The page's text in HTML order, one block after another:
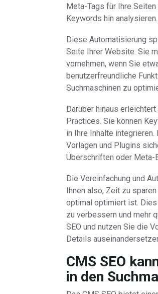
Meta-Tags für Ihre
Keywords hin analysieren.
Diese Automatisierung
Seite Ihrer Website. Sie
vornehmen, wenn Sie
benutzerfreundliche
Suchmaschinen zu
Darüber hinaus
Practices. Sie können
in Ihre Inhalte
Vorlagen und Plugins
Überschriften oder Meta-
Die Vereinfachung und
Ihnen also, Zeit zu
optimal optimiert ist. Dies
zu verbessern und mehr
SEO und nutzen Sie die
Details
CMS SEO
in den